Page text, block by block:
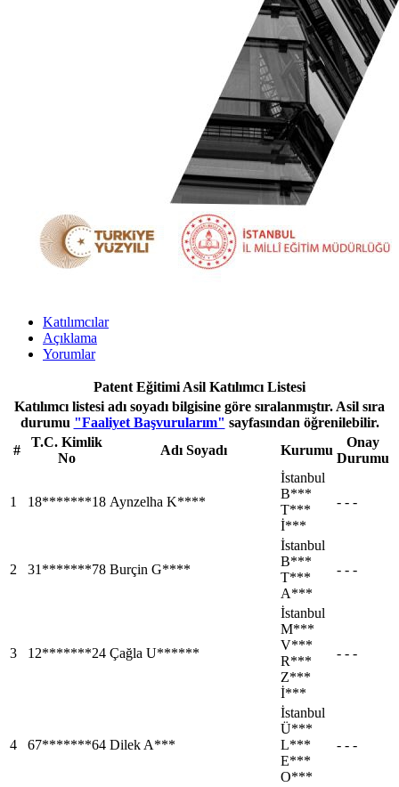
Katılımcılar
Açıklama
Yorumlar
Patent Eğitimi Asil Katılımcı Listesi
Katılımcı listesi adı soyadı bilgisine göre sıralanmıştır. Asil sıra
durumu "Faaliyet Başvurularım" sayfasından öğrenilebilir.
#
T.C. Kimlik
No
Adı Soyadı Kurumu
Onay
Durumu
1 18*******18 Aynzelha K****
İstanbul
B***
T***
İ***
- - -
2 31*******78 Burçin G****
İstanbul
B***
T***
A***
- - -
3 12*******24 Çağla U******
İstanbul
M***
V***
R***
Z***
İ***
- - -
4 67*******64 Dilek A***
İstanbul
Ü***
L***
E***
O***
- - -